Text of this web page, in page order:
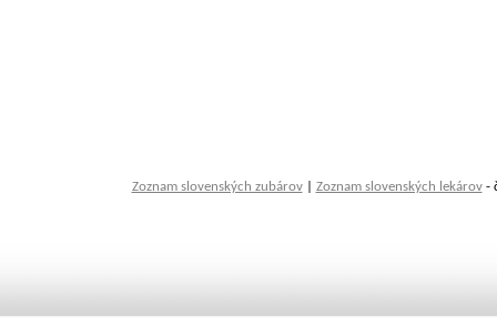
Zoznam slovenských zubárov| Zoznam slovenských lekárov-